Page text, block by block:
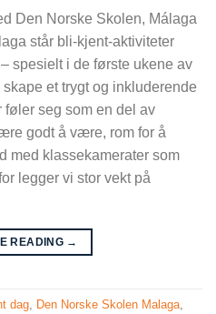
Den Norske Skolen, Málaga
står bli-kjent-aktiviteter
spesielt i de første ukene av
et trygt og inkluderende
seg som en del av
godt å være, rom for å
med klassekamerater som
legger vi stor vekt på
READING →
dag Den Norske Skolen Malaga